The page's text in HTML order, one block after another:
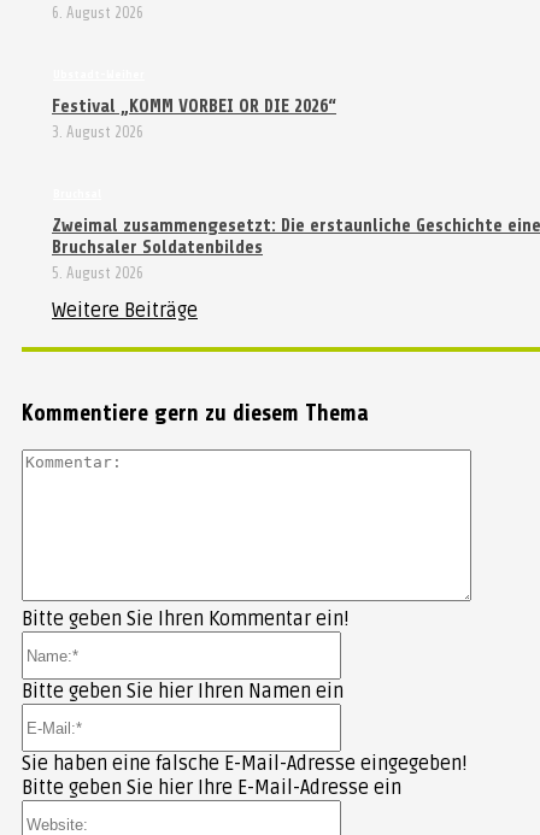
6. August 2026
Festival „KOMM VORBEI OR DIE 2026“
3. August 2026
Zweimal zusammengesetzt: Die erstaunliche Geschichte
Bruchsaler Soldatenbildes
5. August 2026
Weitere Beiträge
Kommentiere gern zu diesem Thema
Bitte geben Sie Ihren Kommentar ein!
Bitte geben Sie hier Ihren Namen ein
Sie haben eine falsche E-Mail-Adresse eingegeben!
Bitte geben Sie hier Ihre E-Mail-Adresse ein